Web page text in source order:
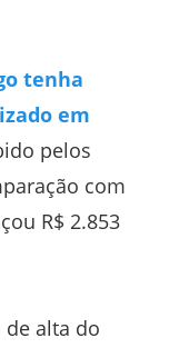
tenha
em
pelos
com
R$ 2.853
alta do